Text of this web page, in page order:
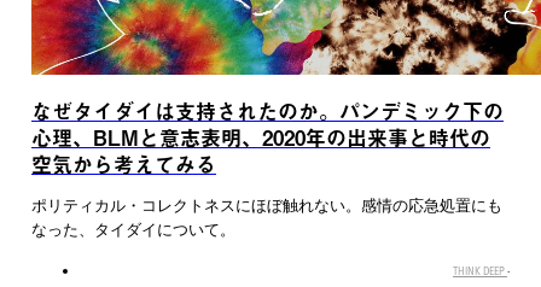
なぜタイダイは支持されたのか。パンデミック下の
心理、BLMと意志表明、2020年の出来事と時代の
空気から考えてみる
ポリティカル・コレクトネスにほぼ触れない。感情の応急処置にも
なった、タイダイについて。
THINK DEEP·